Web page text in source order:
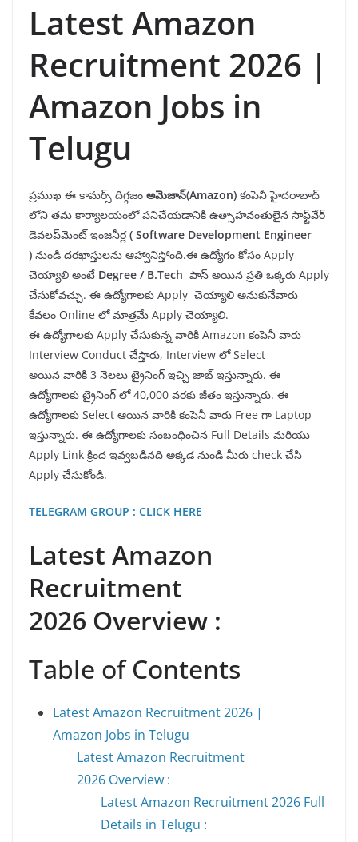
Latest Amazon
Recruitment 2026 |
Amazon Jobs in
Telugu
ప్రముఖ ఈ కామర్స్ దిగ్గజం అమెజాన్(Amazon) కంపెనీ హైదరాబాద్
లోని తమ కార్యాలయంలో పనిచేయడానికి ఉత్సాహవంతులైన సాఫ్ట్‌వేర్
డెవలప్‌మెంట్ ఇంజనీర్ల( Software Development Engineer
) నుండి దరఖాస్తులను ఆహ్వానిస్తోంది.ఈ ఉద్యోగం కోసం Apply
చెయ్యాలి అంటే Degree / B.Tech పాస్ అయిన ప్రతి ఒక్కరు Apply
చేసుకోవచ్చు. ఈ ఉద్యోగాలకు Apply చెయ్యాలి అనుకునేవారు
కేవలం Online లో మాత్రమే Apply చెయ్యాలి.
ఈ ఉద్యోగాలకు Apply చేసుకున్న వారికి Amazon కంపెనీ వారు
Interview Conduct చేస్తారు, Interview లో Select
అయిన వారికి 3 నెలలు ట్రైనింగ్ ఇచ్చి జాబ్ ఇస్తున్నారు. ఈ
ఉద్యోగాలకు ట్రైనింగ్ లో 40,000 వరకు జీతం ఇస్తున్నారు. ఈ
ఉద్యోగాలకు Select ఆయిన వారికి కంపెనీ వారు Free గా Laptop
ఇస్తున్నారు. ఈ ఉద్యోగాలకు సంబంధించిన Full Details మరియు
Apply Link క్రింద ఇవ్వబడినది అక్కడ నుండి మీరు check చేసి
Apply చేసుకోండి.
TELEGRAM GROUP : CLICK HERE
Latest Amazon
Recruitment
2026 Overview :
Table of Contents
Latest Amazon Recruitment 2026 |
Amazon Jobs in Telugu
Latest Amazon Recruitment
2026 Overview :
Latest Amazon Recruitment 2026 Full
Details in Telugu :